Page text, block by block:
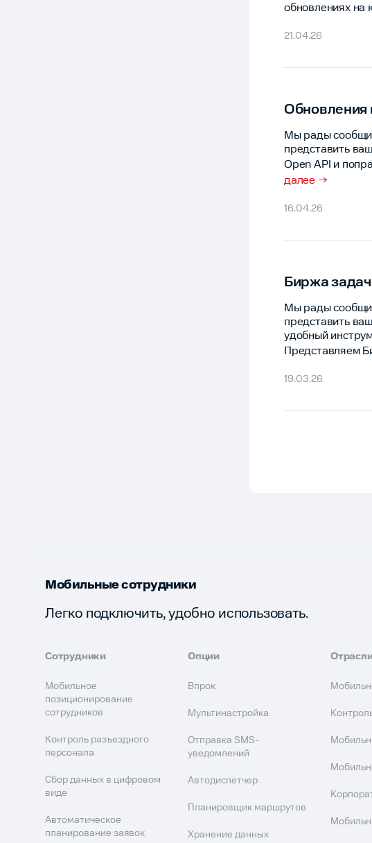
обновлениях на
21.04.26
Обновления
Мы рады
представить
Open API и
далее →
16.04.26
Биржа задач
Мы рады
представить
удобный
Представляем
19.03.26
Мобильные сотрудники
Легко подключить, удобно использовать.
Сотрудники
Мобильное
позиционирование
сотрудников
Контроль разъездного
персонала
Сбор данных в цифровом
виде
Автоматическое
планирование заявок
Опции
Впрок
Мультинастройка
Отправка SMS-
уведомлений
Автодиспетчер
Планировщик маршрутов
Хранение данных